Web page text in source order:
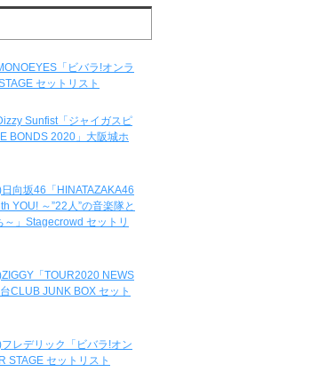
「ビバラ!オンラ
セットリスト
Sunfist「ジャイガスピ
BONDS 2020」大阪城ホ
向坂46「HINATAZAKA46
YOU! ～”22人”の音楽隊と
～」Stagecrowd セットリ
「TOUR2020 NEWS
CLUB JUNK BOX セット
レデリック「ビバラ!オン
STAGE セットリスト